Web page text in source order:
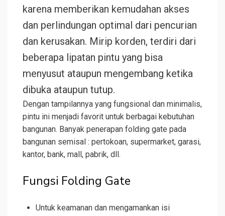
karena memberikan kemudahan akses
dan perlindungan optimal dari pencurian
dan kerusakan. Mirip korden, terdiri dari
beberapa lipatan pintu yang bisa
menyusut ataupun mengembang ketika
dibuka ataupun tutup.
Dengan tampilannya yang fungsional dan minimalis,
pintu ini menjadi favorit untuk berbagai kebutuhan
bangunan. Banyak penerapan folding gate pada
bangunan semisal : pertokoan, supermarket, garasi,
kantor, bank, mall, pabrik, dll.
Fungsi Folding Gate
Untuk keamanan dan mengamankan isi